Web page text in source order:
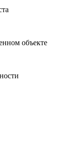
места
объекте